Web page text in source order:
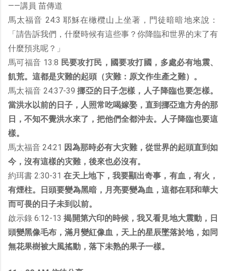
——講員 苗傳道
馬太福音 24:3 耶穌在橄欖山上坐著，門徒暗暗地來說：
「請告訴我們，什麼時候有這些事？你降臨和世界的末了有
什麼預兆呢？」
馬可福音 13:8 民要攻打民，國要攻打國，多處必有地震、
飢荒。這都是灾難的起頭（灾難：原文作生產之難）。
馬太福音 24:37-39挪亞的日子怎樣，人子降臨也要怎樣。
當洪水以前的日子，人照常吃喝嫁娶，直到挪亞進方舟的那
日，不知不覺洪水來了，把他們全都沖去。人子降臨也要這
樣。
馬太福音 24:21 因為那時必有大灾難，從世界的起頭直到如
今，沒有這樣的灾難，後來也必沒有。
約珥書 2:30-31在天上地下，我要顯出奇事，有血，有火，
有煙柱。日頭要變為黑暗，月亮要變為血，這都在耶和華大
而可畏的日子未到以前。
啟示錄 6:12-13揭開第六印的時候，我又看見地大震動，日
頭變黑像毛布，滿月變紅像血，天上的星辰墜落於地，如同
無花果樹被大風搖動，落下未熟的果子一樣。